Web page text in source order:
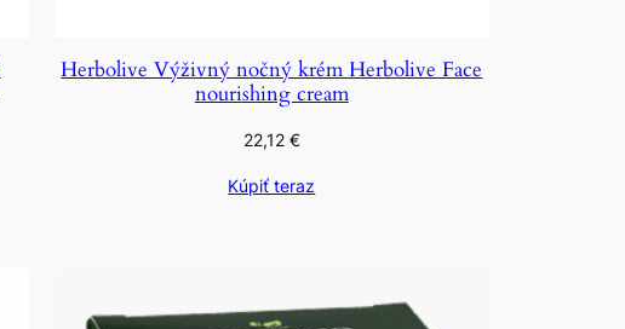
Herbolive Výživný nočný krém Herbolive Face
nourishing cream
22,12 €
Kúpiť teraz